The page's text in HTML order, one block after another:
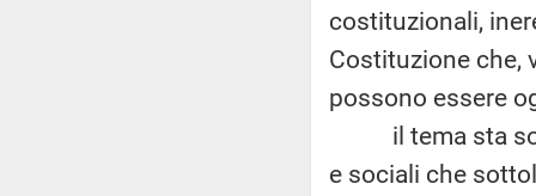
costituzionali,
Costituzione che,
possono essere
il tema sta
e sociali che